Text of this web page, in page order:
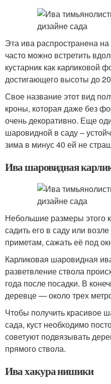
Эта ива распространена
часто можно встретить
кустарник как
достигающего высоты до
Свое название этот вид
кроны, которая даже без
очень декоративно. Еще
шаровидной в саду –
зима в минус 40 ей не
Ива шаровидная
Небольшие размеры этого
садить его в саду или
приметам, сажать её под
Карликовая шаровидная
разветвление ствола
года после посадки. В
деревце — около трех
Чтобы получить красивое
сада, куст необходимо
советуют подвязывать
прямого ствола.
Ива хакура нишики